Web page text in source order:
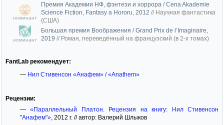
номинант
Премия Академии НФ, фэнтези и хоррора / Cena Akademie
Science Fiction, Fantasy a Hororu, 2012 // Научная фантастика
(США)
номинант
Большая премия Воображения / Grand Prix de l’Imaginaire,
2019 // Роман, переведённый на французский (в 2-х томах)
FantLab рекомендует:
— Нил Стивенсон «Анафем» / «Anathem»
Рецензии:
—«Параллельный Платон. Рецензия на книгу: Нил Стивенсон
"Анафем"», 2012 г. // автор: Валерий Шлыков